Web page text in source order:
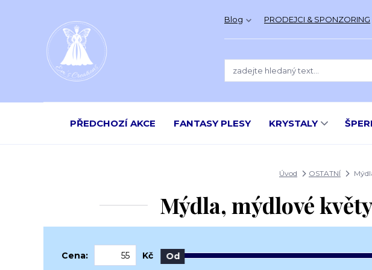
Blog PRODEJCI & SPONZORING
PŘEDCHOZÍ AKCE FANTASY PLESY KRYSTALY
Úvod OSTATNÍ
Mýdla, mýdlové
Cena: Kč Od